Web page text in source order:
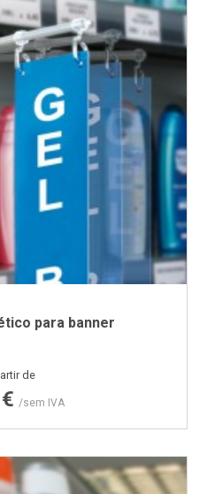
para banner
Preço
de
/sem IVA